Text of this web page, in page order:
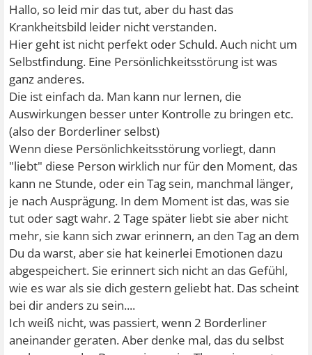
Hallo, so leid mir das tut, aber du hast das
Krankheitsbild leider nicht verstanden.
Hier geht ist nicht perfekt oder Schuld. Auch nicht um
Selbstfindung. Eine Persönlichkeitsstörung ist was
ganz anderes.
Die ist einfach da. Man kann nur lernen, die
Auswirkungen besser unter Kontrolle zu bringen etc.
(also der Borderliner selbst)
Wenn diese Persönlichkeitsstörung vorliegt, dann
"liebt" diese Person wirklich nur für den Moment, das
kann ne Stunde, oder ein Tag sein, manchmal länger,
je nach Ausprägung. In dem Moment ist das, was sie
tut oder sagt wahr. 2 Tage später liebt sie aber nicht
mehr, sie kann sich zwar erinnern, an den Tag an dem
Du da warst, aber sie hat keinerlei Emotionen dazu
abgespeichert. Sie erinnert sich nicht an das Gefühl,
wie es war als sie dich gestern geliebt hat. Das scheint
bei dir anders zu sein....
Ich weiß nicht, was passiert, wenn 2 Borderliner
aneinander geraten. Aber denke mal, das du selbst